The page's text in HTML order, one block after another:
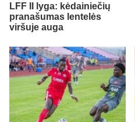
LFF II lyga: kėdainiečių
pranašumas lentelės
viršuje auga